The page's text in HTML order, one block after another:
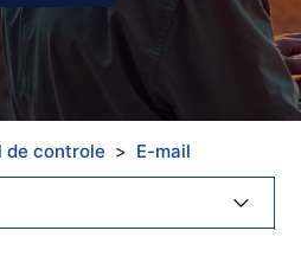
de controle E-mail